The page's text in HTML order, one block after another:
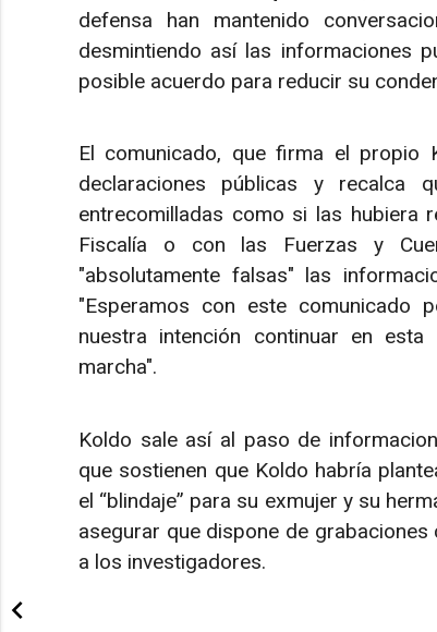
defensa han mantenido
desmintiendo así las informaciones
posible acuerdo para reducir su
El comunicado, que firma el propio
declaraciones públicas y recalca
entrecomilladas como si las hubiera
Fiscalía o con las Fuerzas y
"absolutamente falsas" las
"Esperamos con este comunicado
nuestra intención continuar en
marcha".
Koldo sale así al paso de
que sostienen que Koldo habría
el “blindaje” para su exmujer y su
asegurar que dispone de
a los investigadores.